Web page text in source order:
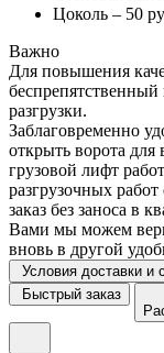
Цоколь – 50
Важно
Для повышения
разгрузки.
Заблаговременно
открыть ворота для
грузовой лифт
разгрузочных
заказ без заноса в
Вами мы можем
вновь в другой
Условия доставки и
Быстрый заказ